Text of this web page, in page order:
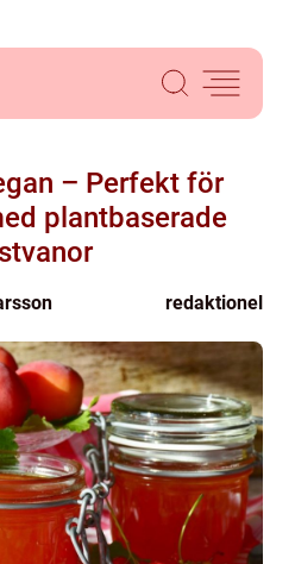
– Perfekt för
plantbaserade
redaktionel